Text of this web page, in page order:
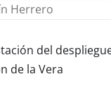
Herrero
del
de la Vera